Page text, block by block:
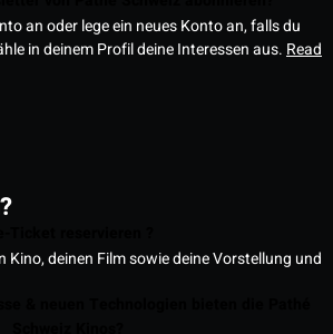
an oder lege ein neues Konto an, falls du
in deinem Profil deine Interessen aus. Read
Kino, deinen Film sowie deine Vorstellung und